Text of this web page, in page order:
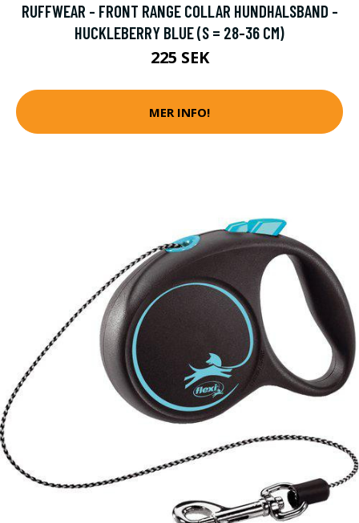
RUFFWEAR - FRONT RANGE COLLAR HUNDHALSBAND -
HUCKLEBERRY BLUE (S = 28-36 CM)
225 SEK
MER INFO!